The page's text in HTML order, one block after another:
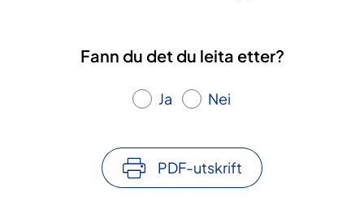
Fann du det du leita etter?
Ja Nei
PDF-utskrift